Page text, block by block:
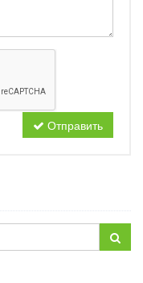
Отправить